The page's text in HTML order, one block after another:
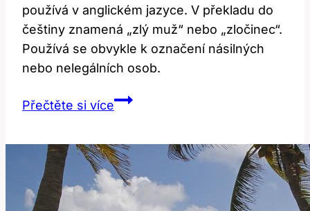
používá v anglickém jazyce. V překladu do
češtiny znamená „zlý muž“ nebo „zločinec“.
Používá se obvykle k označení násilných
nebo nelegálních osob.
Přečtěte si víceBadman:
Znamená?
Překlad